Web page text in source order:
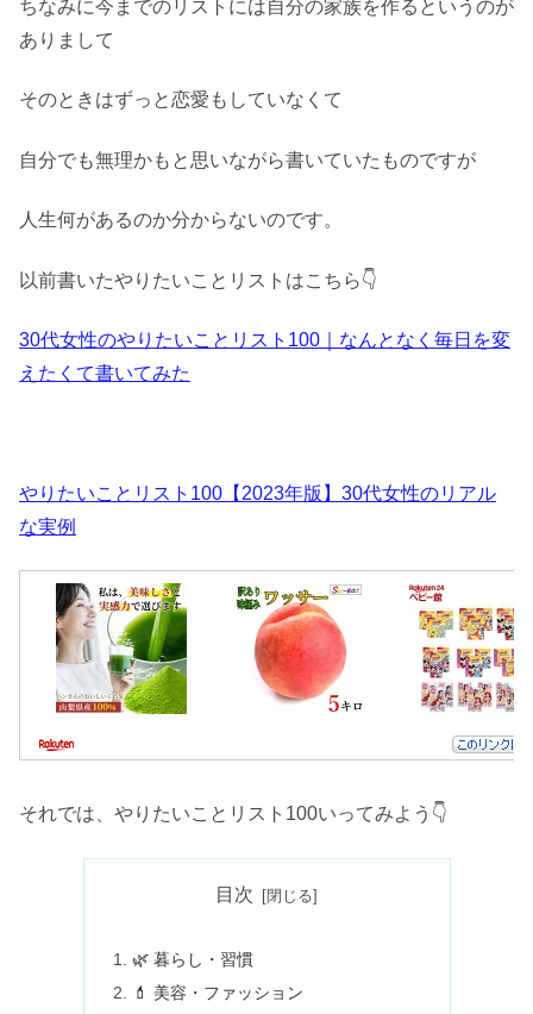
ちなみに今までのリストには自分の家族を作るというのが
ありまして
そのときはずっと恋愛もしていなくて
自分でも無理かもと思いながら書いていたものですが
人生何があるのか分からないのです。
以前書いたやりたいことリストはこちら👇️
30代女性のやりたいことリスト100｜なんとなく毎日を変
えたくて書いてみた
やりたいことリスト100【2023年版】30代女性のリアル
な実例
それでは、やりたいことリスト100いってみよう👇️
目次
🌿 暮らし・習慣
💄 美容・ファッション